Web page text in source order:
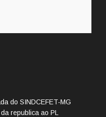
do SINDCEFET-MG
republica ao PL